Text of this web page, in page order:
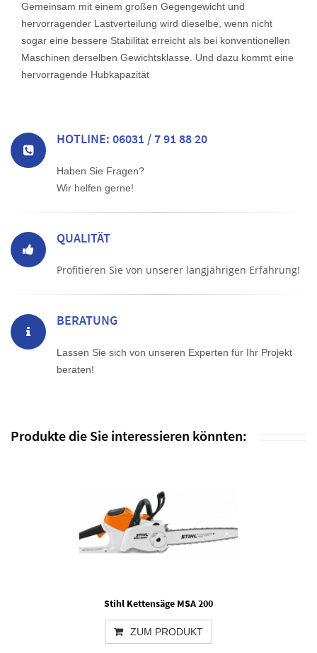
Gemeinsam mit einem großen Gegengewicht und
hervorragender Lastverteilung wird dieselbe, wenn nicht
sogar eine bessere Stabilität erreicht als bei konventionellen
Maschinen derselben Gewichtsklasse. Und dazu kommt eine
hervorragende Hubkapazität
HOTLINE: 06031 / 7 91 88 20
Haben Sie Fragen?
Wir helfen gerne!
QUALITÄT
Profitieren Sie von unserer langjährigen Erfahrung!
BERATUNG
Lassen Sie sich von unseren Experten für Ihr Projekt
beraten!
Produkte die Sie interessieren könnten:
Stihl Kettensäge MSA 200
ZUM PRODUKT